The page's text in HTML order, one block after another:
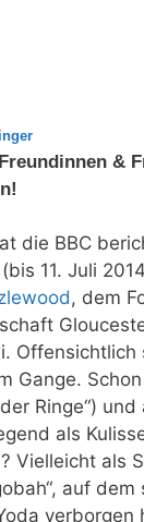
&
die BBC
11. Juli
, dem
Offensichtlich
Gange.
Ringe“)
als
Vielleicht als
auf
verborgen